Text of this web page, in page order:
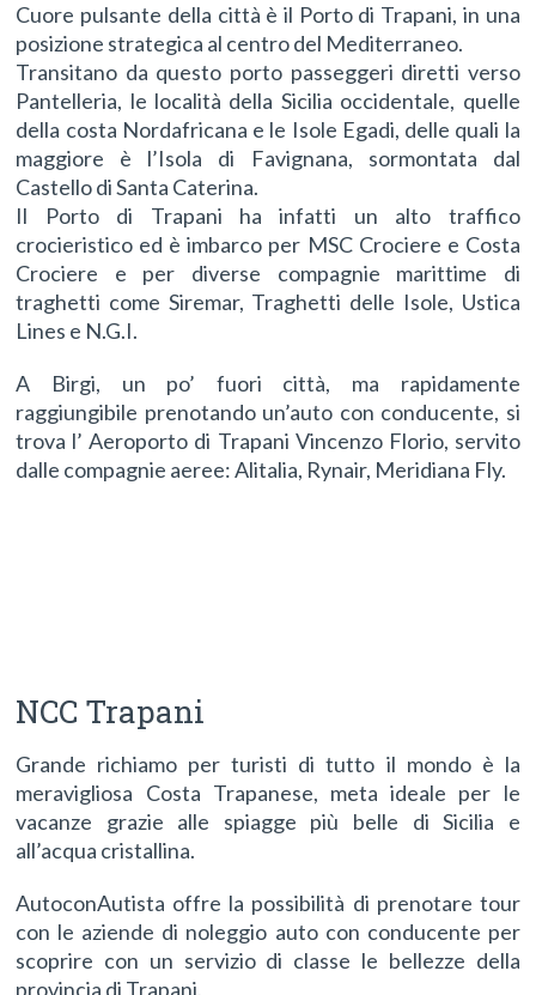
Cuore pulsante della città è il Porto di Trapani, in una
posizione strategica al centro del Mediterraneo.
Transitano da questo porto passeggeri diretti verso
Pantelleria, le località della Sicilia occidentale, quelle
della costa Nordafricana e le Isole Egadi, delle quali la
maggiore è l’Isola di Favignana, sormontata dal
Castello di Santa Caterina.
Il Porto di Trapani ha infatti un alto traffico
crocieristico ed è imbarco per MSC Crociere e Costa
Crociere e per diverse compagnie marittime di
traghetti come Siremar, Traghetti delle Isole, Ustica
Lines e N.G.I.
A Birgi, un po’ fuori città, ma rapidamente
raggiungibile prenotando un’auto con conducente, si
trova l’ Aeroporto di Trapani Vincenzo Florio, servito
dalle compagnie aeree: Alitalia, Rynair, Meridiana Fly.
NCC Trapani
Grande richiamo per turisti di tutto il mondo è la
meravigliosa Costa Trapanese, meta ideale per le
vacanze grazie alle spiagge più belle di Sicilia e
all’acqua cristallina.
AutoconAutista offre la possibilità di prenotare tour
con le aziende di noleggio auto con conducente per
scoprire con un servizio di classe le bellezze della
provincia di Trapani.